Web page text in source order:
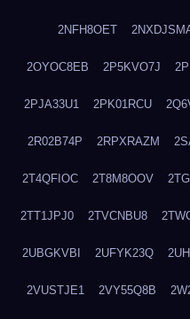
2NFH8OET
2OYOC8EB 2P5KVO7J
2PJA33U1 2PK01RCU
2R02B74P 2RPXRAZM
2T4QFIOC 2T8M8OOV
2TT1JPJ0 2TVCNBU8
2UBGKVBI 2UFYK23Q
2VUSTJE1 2VY55Q8B